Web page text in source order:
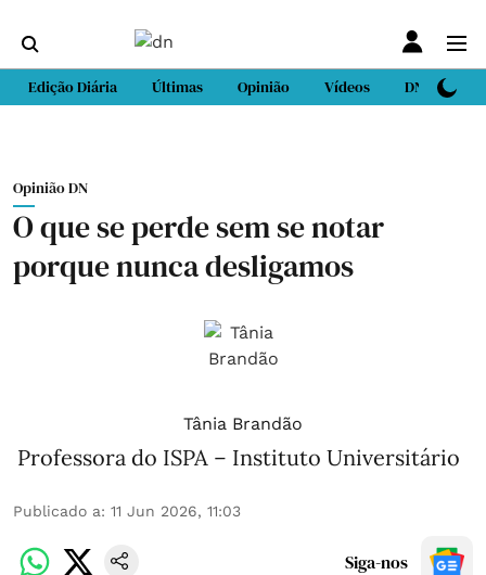
Edição Diária Últimas Opinião Vídeos DN Sport
Opinião DN
O que se perde sem se notar
porque nunca desligamos
Tânia Brandão
Professora do ISPA – Instituto Universitário
Publicado a: 11 Jun 2026, 11:03
Siga-nos